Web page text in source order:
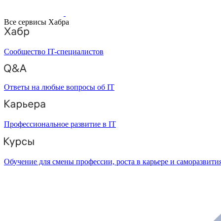
Все сервисы Хабра
Сообщество IT-специалистов
Ответы на любые вопросы об IT
Профессиональное развитие в IT
Обучение для смены профессии, роста в карьере и